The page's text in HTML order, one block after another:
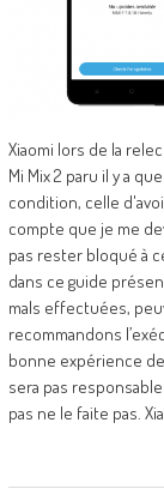
Xiaomi lors de la
Mi Mix 2 paru il y a
condition, celle
compte que je me
pas rester bloqué à
dans ce guide
mals effectuées,
recommandons
bonne expérience
sera pas
pas ne le faite pas.